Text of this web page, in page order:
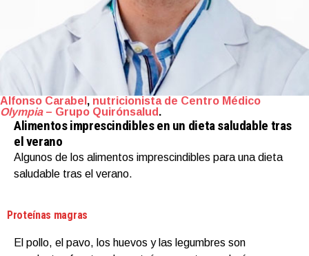
Alfonso Carabel , nutricionista de Centro Médico
Olympia– Grupo Quirónsalud .
Alimentos imprescindibles en un dieta saludable tras
el verano
Algunos de los alimentos imprescindibles para una dieta
saludable tras el verano.
Proteínas magras
El pollo, el pavo, los huevos y las legumbres son